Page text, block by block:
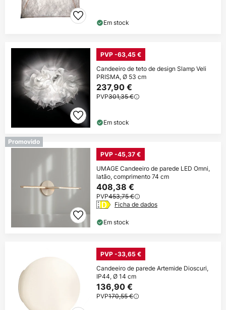
Em stock
PVP -63,45 €
Candeeiro de teto de design Slamp Veli
PRISMA, Ø 53 cm
237,90 €
PVP301,35 €
Em stock
Promovido
PVP -45,37 €
UMAGE Candeeiro de parede LED Omni,
latão, comprimento 74 cm
408,38 €
PVP453,75 €
Ficha de dados
Em stock
PVP -33,65 €
Candeeiro de parede Artemide Dioscuri,
IP44, Ø 14 cm
136,90 €
PVP170,55 €